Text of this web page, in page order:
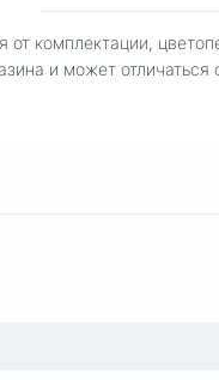
комплектации,
и может отличаться